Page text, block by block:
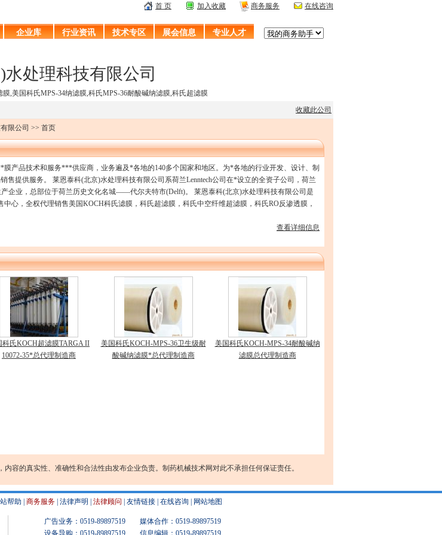
首 页 加入收藏 商务服务 在线咨询
企业库 行业资讯 技术专区 展会信息 专业人才
处理科技有限公司
,美国科氏MPS-34纳滤膜,科氏MPS-36耐酸碱纳滤膜,科氏超滤膜
收藏此公司
限公司 >> 首页
产品技术和服务***供应商，业务遍及*各地的140多个国家和地区。为*各地的行业开发、设计、制
售提供服务。 莱恩泰科(北京)水处理科技有限公司系荷兰Lenntech公司在*设立的全资子公司，荷兰
产企业，总部位于荷兰历史文化名城——代尔夫特市(Delft)。 莱恩泰科(北京)水处理科技有限公司是
心，全权代理销售美国KOCH科氏滤膜，科氏超滤膜，科氏中空纤维超滤膜，科氏RO反渗透膜，
查看详细信息
科氏KOCH超滤膜TARGA II
10072-35*总代理制造商
美国科氏KOCH-MPS-36卫生级耐
酸碱纳滤膜*总代理制造商
美国科氏KOCH-MPS-34耐酸碱纳
滤膜总代理制造商
内容的真实性、准确性和合法性由发布企业负责。制药机械技术网对此不承担任何保证责任。
帮助 商务服务 法律声明 法律顾问 友情链接 在线咨询 网站地图
广告业务：0519-89897519 媒体合作：0519-89897519
设备导购：0519-89897519 信息编辑：0519-89897519